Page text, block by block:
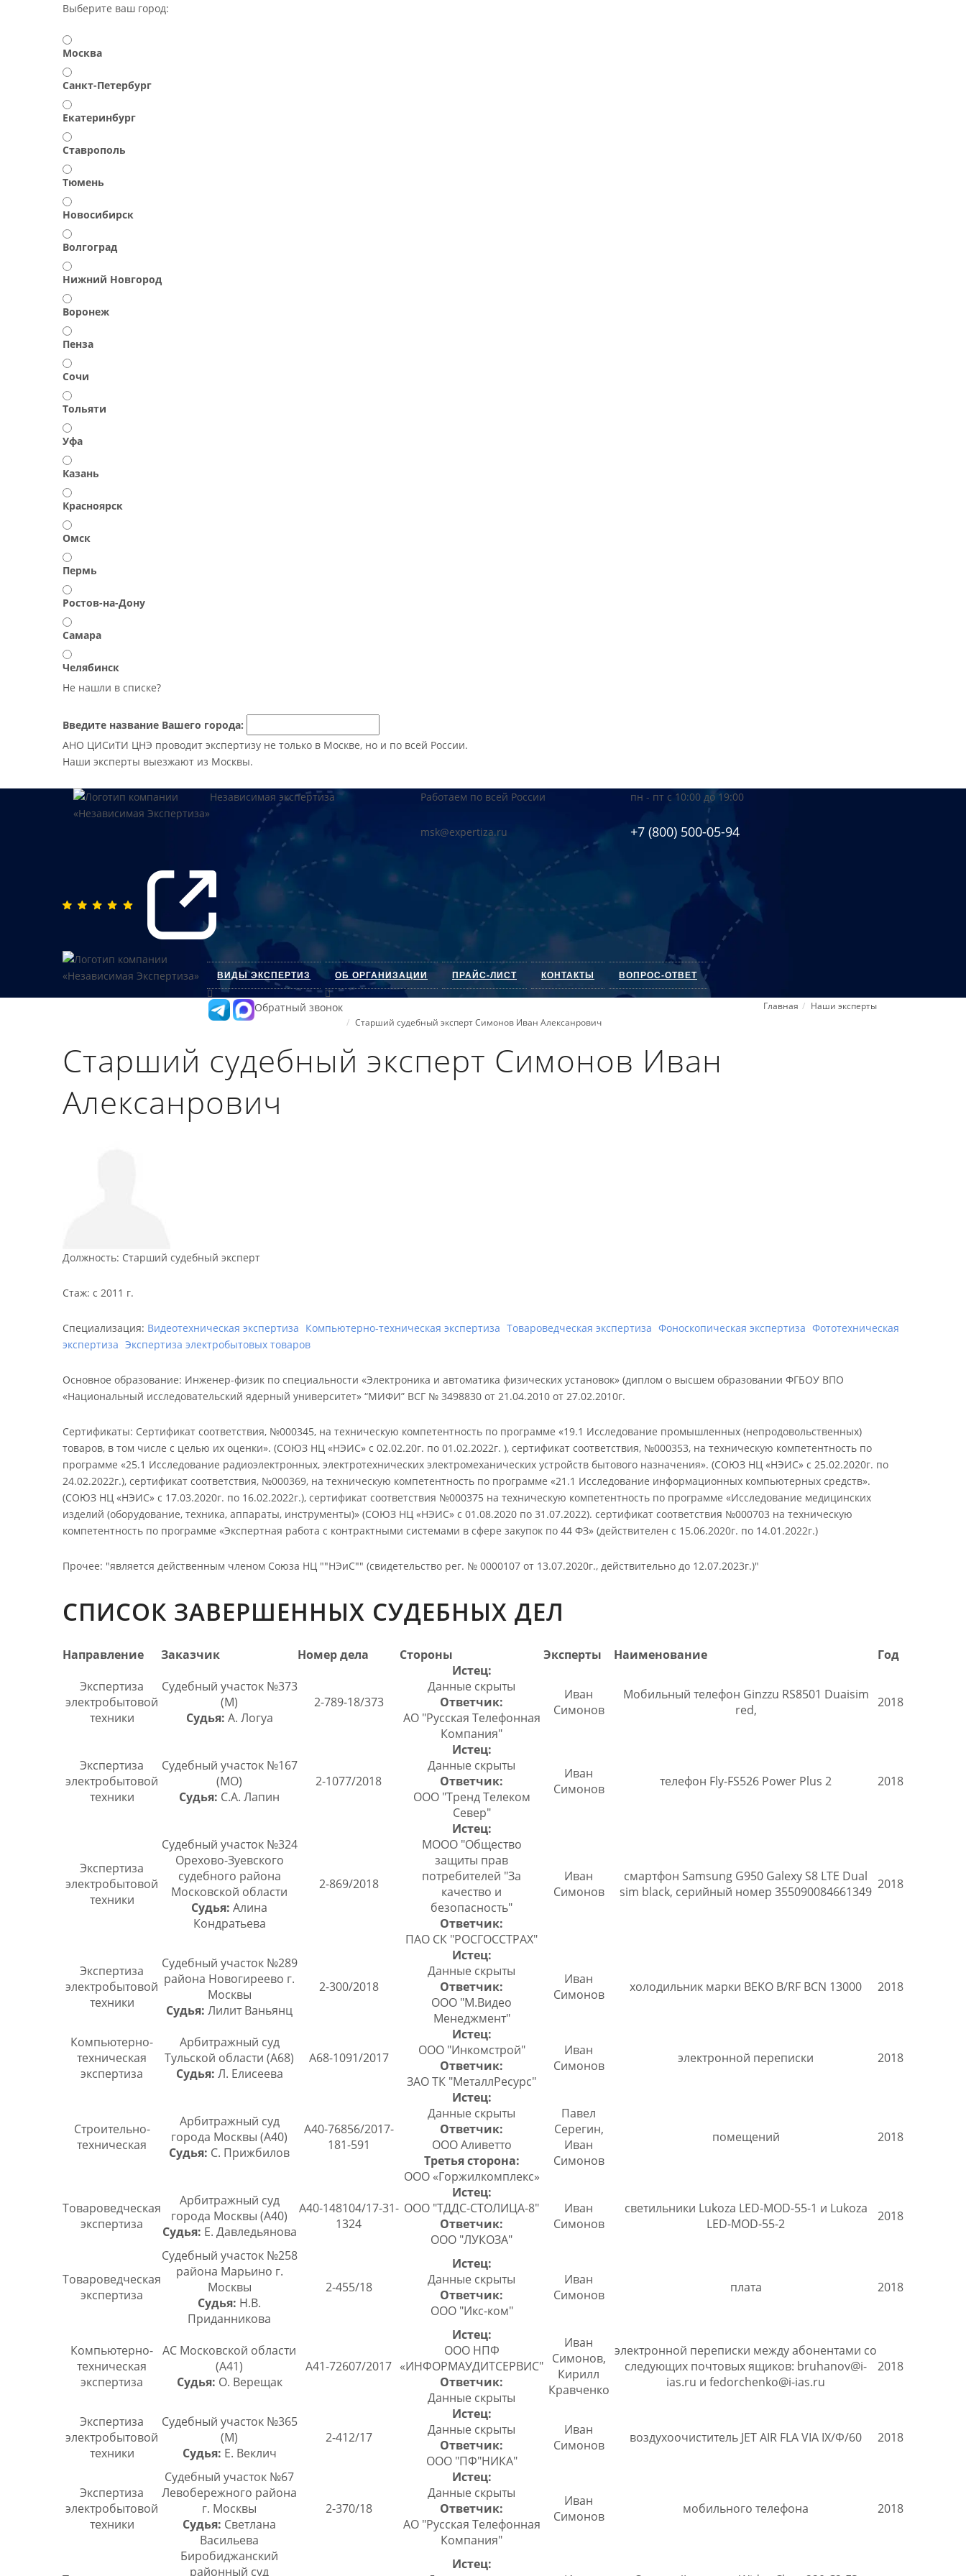
Выберите ваш город:
Москва
Санкт-Петербург
Екатеринбург
Ставрополь
Тюмень
Новосибирск
Волгоград
Нижний Новгород
Воронеж
Пенза
Сочи
Тольяти
Уфа
Казань
Красноярск
Омск
Пермь
Ростов-на-Дону
Самара
Челябинск
Не нашли в списке?
Введите название Вашего города:
АНО ЦИСиТИ ЦНЭ проводит экспертизу не только в Москве, но и по всей России.
Наши эксперты выезжают из Москвы.
Независимая экспертиза Работаем по всей России
msk@expertiza.ru
пн - пт с 10:00 до 19:00
+7 (800) 500-05-94
ВИДЫ ЭКСПЕРТИЗ ОБ ОРГАНИЗАЦИИ ПРАЙС-ЛИСТ КОНТАКТЫ ВОПРОС-ОТВЕТ
Обратный звонок Главная
Наши эксперты
Старший судебный эксперт Симонов Иван Алексанрович
Старший судебный эксперт Симонов Иван
Алексанрович
Должность: Старший судебный эксперт
Стаж: с 2011 г.
Специализация: Видеотехническая экспертиза Компьютерно-техническая экспертиза Товароведческая экспертиза Фоноскопическая экспертиза Фототехническая
экспертиза Экспертиза электробытовых товаров
Основное образование: Инженер-физик по специальности «Электроника и автоматика физических установок» (диплом о высшем образовании ФГБОУ ВПО
«Национальный исследовательский ядерный университет» “МИФИ” ВСГ № 3498830 от 21.04.2010 от 27.02.2010г.
Сертификаты: Cертификат соответствия, №000345, на техническую компетентность по программе «19.1 Исследование промышленных (непродовольственных)
товаров, в том числе с целью их оценки». (СОЮЗ НЦ «НЭИС» с 02.02.20г. по 01.02.2022г. ), сертификат соответствия, №000353, на техническую компетентность по
программе «25.1 Исследование радиоэлектронных, электротехнических электромеханических устройств бытового назначения». (СОЮЗ НЦ «НЭИС» с 25.02.2020г. по
24.02.2022г.), сертификат соответствия, №000369, на техническую компетентность по программе «21.1 Исследование информационных компьютерных средств».
(СОЮЗ НЦ «НЭИС» с 17.03.2020г. по 16.02.2022г.), сертификат соответствия №000375 на техническую компетентность по программе «Исследование медицинских
изделий (оборудование, техника, аппараты, инструменты)» (СОЮЗ НЦ «НЭИС» с 01.08.2020 по 31.07.2022). сертификат соответствия №000703 на техническую
компетентность по программе «Экспертная работа с контрактными системами в сфере закупок по 44 ФЗ» (действителен с 15.06.2020г. по 14.01.2022г.)
Прочее: "является действенным членом Союза НЦ ""НЭиС"" (свидетельство рег. № 0000107 от 13.07.2020г., действительно до 12.07.2023г.)"
СПИСОК ЗАВЕРШЕННЫХ СУДЕБНЫХ ДЕЛ
Направление Заказчик Номер дела Стороны Эксперты Наименование
Год
Экспертиза
электробытовой
техники
Судебный участок №373
(М)
Судья: А. Логуа
2-789-18/373
Истец:
Данные скрыты
Ответчик:
АО "Русская Телефонная
Компания"
Иван
Симонов
Мобильный телефон Ginzzu RS8501 Duaisim
red,
2018
Экспертиза
электробытовой
техники
Судебный участок №167
(МО)
Судья: С.А. Лапин
2-1077/2018
Истец:
Данные скрыты
Ответчик:
ООО "Тренд Телеком
Север"
Иван
Симонов
телефон Fly-FS526 Power Plus 2 2018
Экспертиза
электробытовой
техники
Судебный участок №324
Орехово-Зуевского
судебного района
Московской области
Судья: Алина
Кондратьева
2-869/2018
Истец:
МООО "Общество
защиты прав
потребителей "За
качество и
безопасность"
Ответчик:
ПАО СК "РОСГОССТРАХ"
Иван
Симонов
смартфон Samsung G950 Galexy S8 LTE Dual
sim black, серийный номер 355090084661349 2018
Экспертиза
электробытовой
техники
Судебный участок №289
района Новогиреево г.
Москвы
Судья: Лилит Ваньянц
2-300/2018
Истец:
Данные скрыты
Ответчик:
ООО "М.Видео
Менеджмент"
Иван
Симонов
холодильник марки BEKO B/RF BCN 13000 2018
Компьютерно-
техническая
экспертиза
Арбитражный суд
Тульской области (А68)
Судья: Л. Елисеева
А68-1091/2017
Истец:
ООО "Инкомстрой"
Ответчик:
ЗАО ТК "МеталлРесурс"
Иван
Симонов
электронной переписки 2018
Строительно-
техническая
Арбитражный суд
города Москвы (А40)
Судья: С. Прижбилов
А40-76856/2017-
181-591
Истец:
Данные скрыты
Ответчик:
ООО Аливетто
Третья сторона:
ООО «Горжилкомплекс»
Павел
Серегин,
Иван
Симонов
помещений 2018
Товароведческая
экспертиза
Арбитражный суд
города Москвы (А40)
Судья: Е. Давледьянова
А40-148104/17-31-
1324
Истец:
ООО "ТДДС-СТОЛИЦА-8"
Ответчик:
ООО "ЛУКОЗА"
Иван
Симонов
светильники Lukoza LED-MOD-55-1 и Lukoza
LED-MOD-55-2
2018
Товароведческая
экспертиза
Судебный участок №258
района Марьино г.
Москвы
Судья: Н.В.
Приданникова
2-455/18
Истец:
Данные скрыты
Ответчик:
ООО "Икс-ком"
Иван
Симонов
плата 2018
Компьютерно-
техническая
экспертиза
АС Московской области
(А41)
Судья: О. Верещак
А41-72607/2017
Истец:
ООО НПФ
«ИНФОРМАУДИТСЕРВИС"
Ответчик:
Данные скрыты
Иван
Симонов,
Кирилл
Кравченко
электронной переписки между абонентами со
следующих почтовых ящиков: bruhanov@i-
ias.ru и fedorchenko@i-ias.ru
2018
Экспертиза
электробытовой
техники
Судебный участок №365
(М)
Судья: Е. Веклич
2-412/17
Истец:
Данные скрыты
Ответчик:
ООО "ПФ"НИКА"
Иван
Симонов
воздухоочиститель JET AIR FLA VIA IХ/Ф/60 2018
Экспертиза
электробытовой
техники
Судебный участок №67
Левобережного района
г. Москвы
Судья: Светлана
Васильева
2-370/18
Истец:
Данные скрыты
Ответчик:
АО "Русская Телефонная
Компания"
Иван
Симонов
мобильного телефона 2018
Биробиджанский
районный суд
Истец: